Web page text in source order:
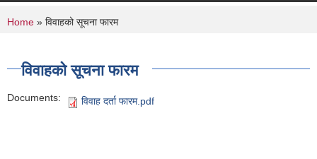
You are here
Home » विवाहको सूचना फारम
विवाहको सूचना फारम
Documents: विवाह दर्ता फारम.pdf